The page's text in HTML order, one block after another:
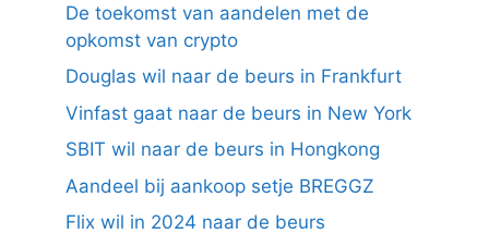
De toekomst van aandelen met de
opkomst van crypto
Douglas wil naar de beurs in Frankfurt
Vinfast gaat naar de beurs in New York
SBIT wil naar de beurs in Hongkong
Aandeel bij aankoop setje BREGGZ
Flix wil in 2024 naar de beurs